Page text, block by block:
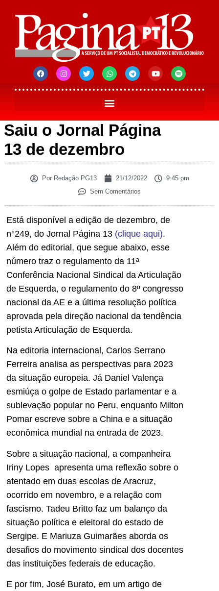
Saiu o Jornal Página
13 de dezembro
PorRedação PG13 21/12/2022
9:45 pm
Sem Comentários
Está disponível a edição de dezembro, de
n°249, do Jornal Página 13 (clique aqui).
Além do editorial, que segue abaixo, esse
número traz o regulamento da 11ª
Conferência Nacional Sindical da Articulação
de Esquerda, o regulamento do 8º congresso
nacional da AE e a última resolução política
aprovada pela direção nacional da tendência
petista Articulação de Esquerda.
Na editoria internacional, Carlos Serrano
Ferreira analisa as perspectivas para 2023
da situação europeia. Já Daniel Valença
esmiúça o golpe de Estado parlamentar e a
sublevação popular no Peru, enquanto Milton
Pomar escreve sobre a China e a situação
econômica mundial na entrada de 2023.
Sobre a situação nacional, a companheira
Iriny Lopes apresenta uma reflexão sobre o
atentado em duas escolas de Aracruz,
ocorrido em novembro, e a relação com
fascismo. Tadeu Britto faz um balanço da
situação política e eleitoral do estado de
Sergipe. E Mariuza Guimarães aborda os
desafios do movimento sindical dos docentes
das instituições federais de educação.
E por fim, José Burato, em um artigo de